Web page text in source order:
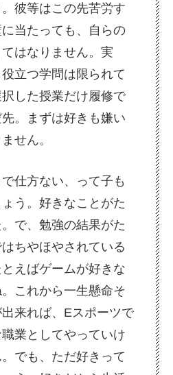
彼等はこの先苦労す
当たっても、自らの
はなりません。実
立つ学問は限られて
した授業だけ履修で
。まずは好きも嫌い
せん。
仕方ない、って子も
う。好きなことがた
で、勉強の結果がた
ちやほやされている
えばゲームが好きな
これから一生懸命そ
来れば、Eスポーツで
業としてやっていけ
でも、ただ好きって